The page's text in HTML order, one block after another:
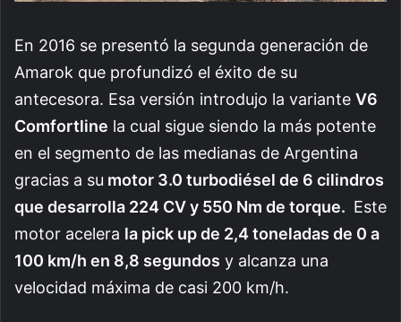
En 2016 se presentó la segunda generación de
Amarok que profundizó el éxito de su
antecesora. Esa versión introdujo la variante V6
Comfortline la cual sigue siendo la más potente
en el segmento de las medianas de Argentina
gracias a su motor 3.0 turbodiésel de 6 cilindros
que desarrolla 224 CV y 550 Nm de torque. Este
motor acelera la pick up de 2,4 toneladas de 0 a
100 km/h en 8,8 segundos y alcanza una
velocidad máxima de casi 200 km/h.